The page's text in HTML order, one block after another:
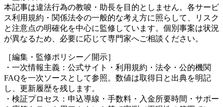
本記事は違法行為の教唆・助長を目的としません。各サービ
ス利用規約・関係法令の一般的な考え方に照らして、リスク
と注意点の明確化を中心に監修しています。個別事案は状況
が異なるため、必要に応じて専門家へご相談ください。
［編集・監修ポリシー／開示］
・一次情報主義：公式サイト・利用規約・法令・公的機関
FAQを一次ソースとして参照。数値は取得日と出典を明記
し、更新履歴を残します。
・検証プロセス：申込導線・手数料・入金所要時間・サポー